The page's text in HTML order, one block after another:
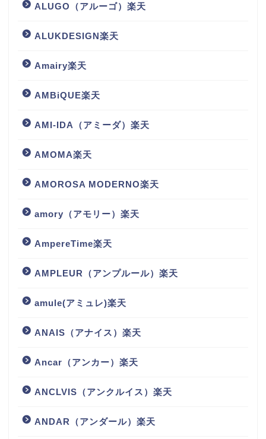
ALUGO（アルーゴ）楽天
ALUKDESIGN楽天
Amairy楽天
AMBiQUE楽天
AMI-IDA（アミーダ）楽天
AMOMA楽天
AMOROSA MODERNO楽天
amory（アモリー）楽天
AmpereTime楽天
AMPLEUR（アンプルール）楽天
amule(アミュレ)楽天
ANAIS（アナイス）楽天
Ancar（アンカー）楽天
ANCLVIS（アンクルイス）楽天
ANDAR（アンダール）楽天